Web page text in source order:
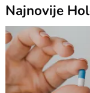
Najnovije